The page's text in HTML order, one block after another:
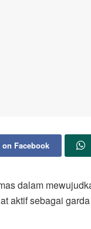
on Facebook
dalam
aktif sebagai